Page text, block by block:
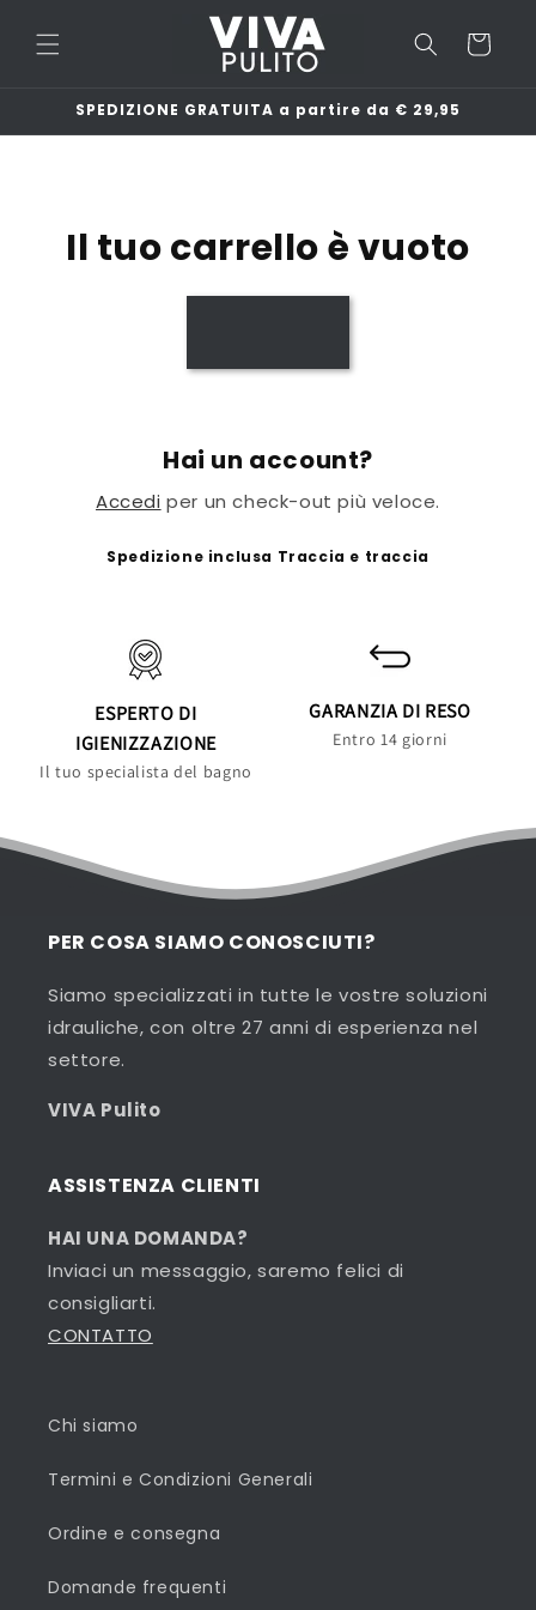
direttamente
ai contenuti
Carrello
SPEDIZIONE GRATUITA a partire da € 29,95
Il tuo carrello è vuoto
Hai un account?
Accedi per un check-out più veloce.
Spedizione inclusa Traccia e traccia
ESPERTO DI
IGIENIZZAZIONE
Il tuo specialista del bagno
GARANZIA DI RESO
Entro 14 giorni
PER COSA SIAMO CONOSCIUTI?
Siamo specializzati in tutte le vostre soluzioni
idrauliche, con oltre 27 anni di esperienza nel
settore.
VIVA Pulito
ASSISTENZA CLIENTI
HAI UNA DOMANDA?
Inviaci un messaggio, saremo felici di
consigliarti.
CONTATTO
Chi siamo
Termini e Condizioni Generali
Ordine e consegna
Domande frequenti